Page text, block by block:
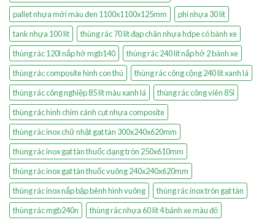
pallet nhựa mới màu đen 1100x1100x125mm
phi nhựa 30 lít
tank nhựa 100 lít
thùng rác 70 lít đạp chân nhựa hdpe có bánh xe
thùng rác 120l nắp hở mgb140
thùng rác 240 lít nắp hở 2 bánh xe
thùng rác composite hình con thú
thùng rác công cộng 240 lít xanh lá
thùng rác công nghiệp 85 lít màu xanh lá
thùng rác công viên 85l
thùng rác hình chim cánh cụt nhựa composite
thùng rác inox chữ nhật gạt tàn 300x240x620mm
thùng rác inox gạt tàn thuốc dạng tròn 250x610mm
thùng rác inox gạt tàn thuốc vuông 240x240x620mm
thùng rác inox nắp bập bênh hình vuông
thùng rác inox tròn gạt tàn
thùng rác mgb240n
thùng rác nhựa 60 lít 4 bánh xe màu đỏ